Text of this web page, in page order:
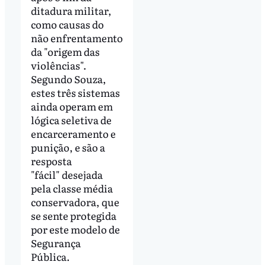
ditadura militar,
como causas do
não enfrentamento
da "origem das
violências".
Segundo Souza,
estes três sistemas
ainda operam em
lógica seletiva de
encarceramento e
punição, e são a
resposta
"fácil" desejada
pela classe média
conservadora, que
se sente protegida
por este modelo de
Segurança
Pública.